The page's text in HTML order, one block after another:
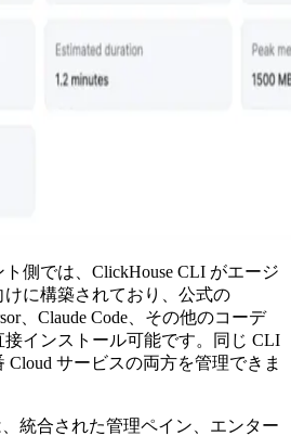
側では、ClickHouse CLI がエージ
に構築されており、公式の
、Claude Code、その他のコーデ
接インストール可能です。同じ CLI
Cloud サービスの両方を管理できま
、統合された管理ペイン、エンター